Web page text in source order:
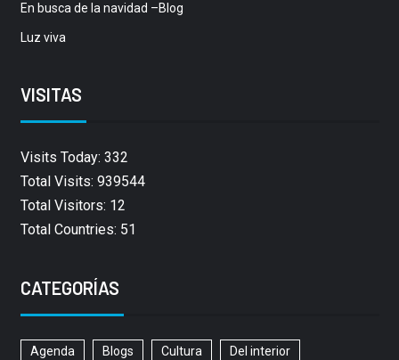
En busca de la navidad –Blog
Luz viva
VISITAS
Visits Today: 332
Total Visits: 939544
Total Visitors: 12
Total Countries: 51
CATEGORÍAS
Agenda Blogs Cultura Del interior